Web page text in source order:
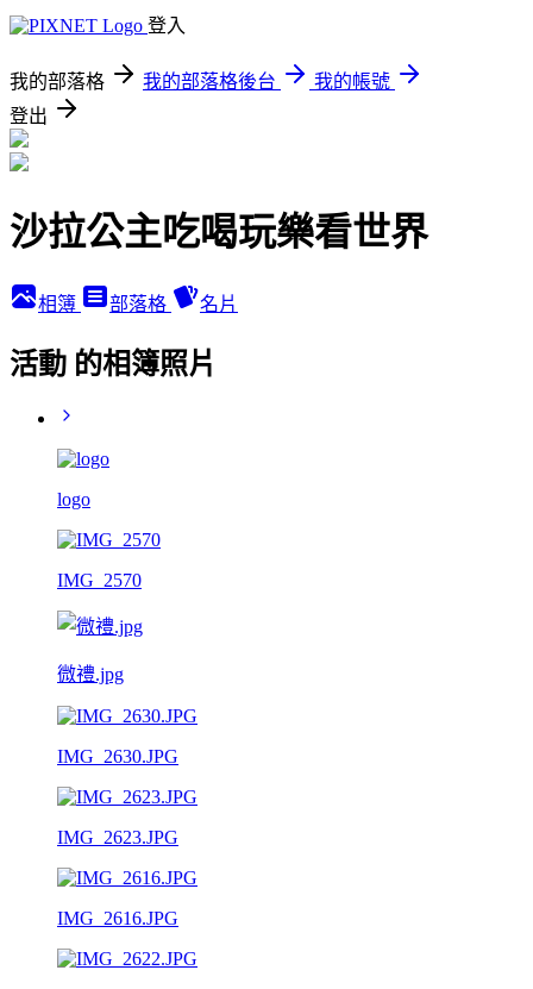
登入
我的部落格 我的部落格後台
我的帳號
登出
沙拉公主吃喝玩樂看世界
相簿 部落格 名片
活動 的相簿照片
logo
IMG_2570
微禮.jpg
IMG_2630.JPG
IMG_2623.JPG
IMG_2616.JPG